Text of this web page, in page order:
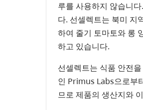
루를 사용하지 않습니
다. 선셀렉트는 북미 지
하여 줄기 토마토와 롱
하고 있습니다.
선셀렉트는 식품 안전
인 Primus Labs으로부
므로 제품의 생산지와